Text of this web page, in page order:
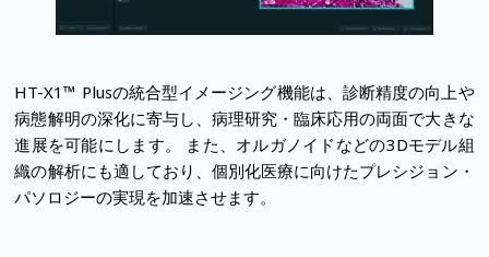
HT-X1™ Plusの統合型イメージング機能は、診断精度の向上や
病態解明の深化に寄与し、病理研究・臨床応用の両面で大きな
進展を可能にします。
また、オルガノイドなどの3Dモデル組
織の解析にも適しており、個別化医療に向けたプレシジョン・
パソロジーの実現を加速させます。